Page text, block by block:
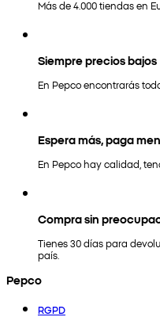
Más de 4.000 tiendas en
Siempre precios bajos
En Pepco encontrarás
Espera más, paga
En Pepco hay calidad,
Compra sin
Tienes 30 días para
país.
Pepco
RGPD